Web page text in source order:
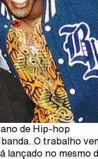
de Hip-hop
O trabalho
lançado no mesmo